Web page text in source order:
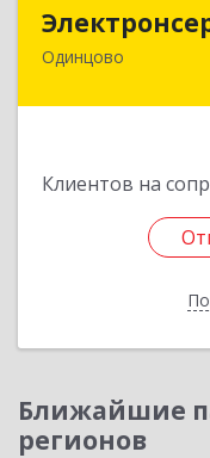
Одинцово
Клиентов на
143050,
Ближайшие
регионов